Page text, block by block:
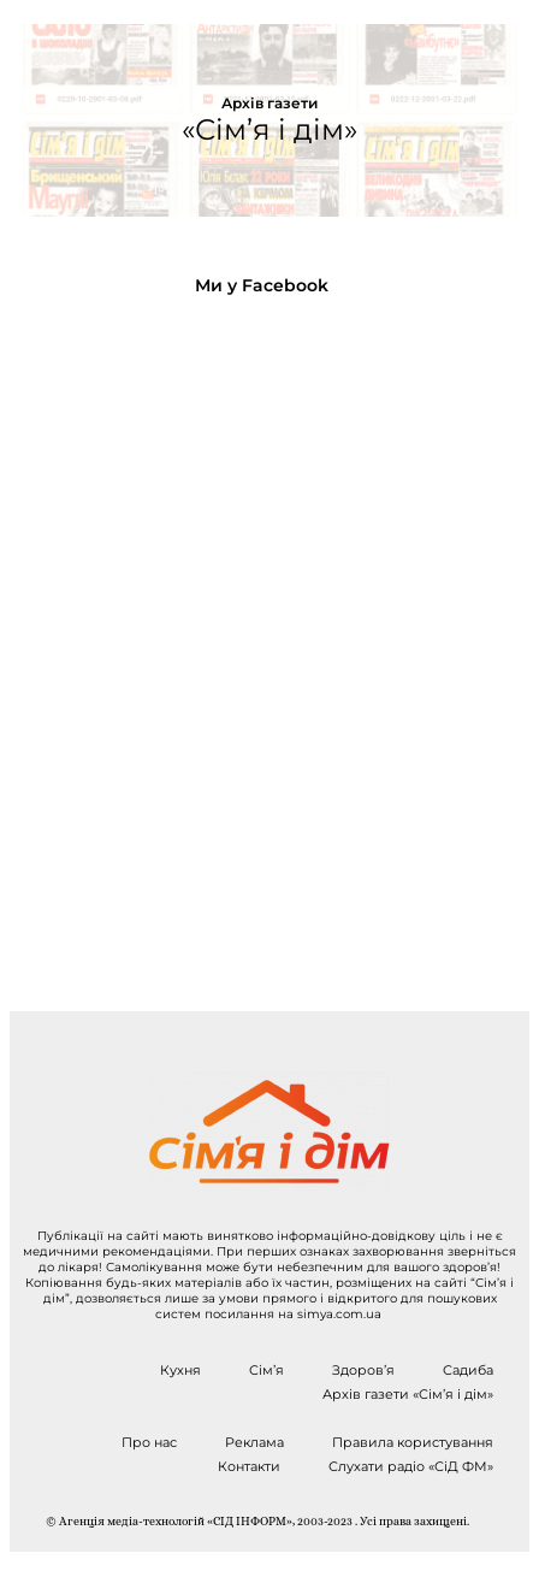
Архів газети
«Сім’я і дім»
Ми у Facebook
Публікації на сайті мають винятково інформаційно-довідкову ціль і не є
медичними рекомендаціями. При перших ознаках захворювання зверніться
до лікаря! Самолікування може бути небезпечним для вашого здоров’я!
Копіювання будь-яких матеріалів або їх частин, розміщених на сайті “Сім’я і
дім”, дозволяється лише за умови прямого і відкритого для пошукових
систем посилання на simya.com.ua
Кухня Сім’я Здоров’я
Садиба
Архів газети «Сім’я і дім»
Про нас Реклама
Правила користування
Контакти
Слухати радіо «СіД ФМ»
© Агенція медіа-технологій «СІД ІНФОРМ», 2003-2023 . Усі права захищені.